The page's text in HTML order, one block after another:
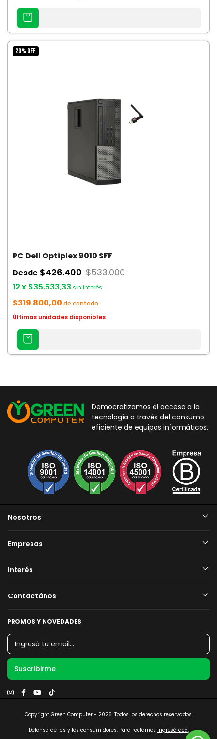
AGREGAR
CARRITO
20%OFF
PC Dell Optiplex 9010 SFF
Desde $426.400 $533.000
12x $35.533,33 sin interés
$319.800,00 de contado
Últimas unidades disponibles
AGREGAR
CARRITO
Democratizamos el acceso a la
tecnología a través del consumo
eficiente de equipos informáticos.
Nosotros
Empresas
Interés
Contactános
PROMOS Y NOVEDADES
Copyright Green Computer - 2026. Todos los derechos reservados.
Defensa de las y los consumidores. Para reclamos ingresá acá.